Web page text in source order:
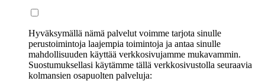
Hyväksymällä nämä palvelut voimme tarjota sinulle
perustoimintoja laajempia toimintoja ja antaa sinulle
mahdollisuuden käyttää verkkosivujamme mukavammin.
Suostumuksellasi käytämme tällä verkkosivustolla seuraavia
kolmansien osapuolten palveluja: